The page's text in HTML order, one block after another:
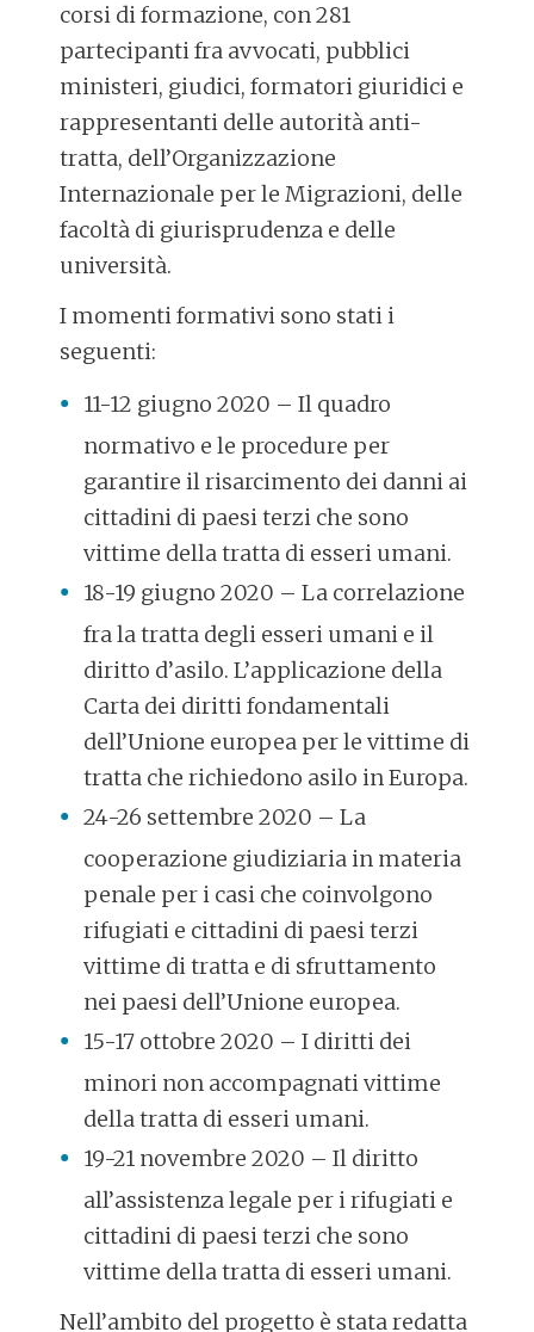
corsi di formazione, con 281
partecipanti fra avvocati, pubblici
ministeri, giudici, formatori giuridici e
rappresentanti delle autorità anti-
tratta, dell’Organizzazione
Internazionale per le Migrazioni, delle
facoltà di giurisprudenza e delle
università.
I momenti formativi sono stati i
seguenti:
11-12 giugno 2020 – Il quadro
normativo e le procedure per
garantire il risarcimento dei danni ai
cittadini di paesi terzi che sono
vittime della tratta di esseri umani.
18-19 giugno 2020 – La correlazione
fra la tratta degli esseri umani e il
diritto d’asilo. L’applicazione della
Carta dei diritti fondamentali
dell’Unione europea per le vittime di
tratta che richiedono asilo in Europa.
24-26 settembre 2020 – La
cooperazione giudiziaria in materia
penale per i casi che coinvolgono
rifugiati e cittadini di paesi terzi
vittime di tratta e di sfruttamento
nei paesi dell’Unione europea.
15-17 ottobre 2020 – I diritti dei
minori non accompagnati vittime
della tratta di esseri umani.
19-21 novembre 2020 – Il diritto
all’assistenza legale per i rifugiati e
cittadini di paesi terzi che sono
vittime della tratta di esseri umani.
Nell’ambito del progetto è stata redatta